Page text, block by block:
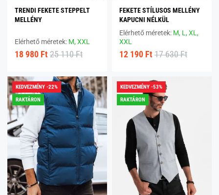
TRENDI FEKETE STEPPELT
MELLÉNY
Elérhető méretek: M,XXL
18 980 Ft 25 110 Ft
FEKETE STÍLUSOS MELLÉNY
KAPUCNI NÉLKÜL
Elérhető méretek: M, L,XL,
XXL
12 190 Ft 17 630 Ft
KEDVEZMÉNY -22%
RAKTÁRON
KEDVEZMÉNY -53%
RAKTÁRON